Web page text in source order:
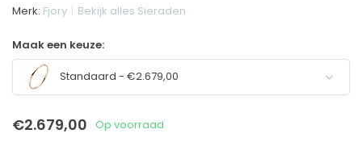
Merk: Fjory Bekijk alles Sieraden
Maak een keuze:
Standaard - €2.679,00
€2.679,00 Op voorraad